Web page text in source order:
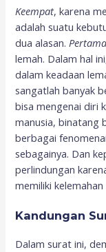
Keempat, karena
adalah suatu
dua alasan. Pertama
lemah. Dalam hal
dalam keadaan
sangatlah banyak
bisa mengenai diri
manusia, binatang
berbagai
sebagainya. Dan
perlindungan
memiliki
Kandungan
Dalam surat ini,